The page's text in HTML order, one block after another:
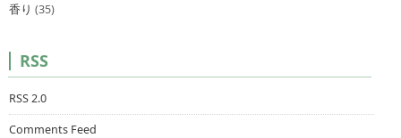
香り (35)
RSS
RSS 2.0
Comments Feed